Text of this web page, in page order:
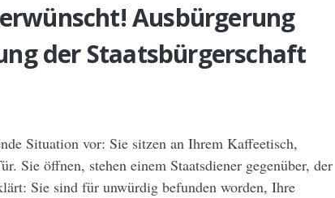
Ausbürgerung
der Staatsbürgerschaft
Situation vor: Sie sitzen an Ihrem Kaffeetisch,
Sie öffnen, stehen einem Staatsdiener gegenüber, der
Sie sind für unwürdig befunden worden, Ihre